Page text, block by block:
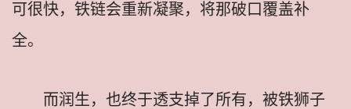
可很快，铁链会重新凝聚，将那破口覆盖补
全。
而润生，也终于透支掉了所有，被铁狮子